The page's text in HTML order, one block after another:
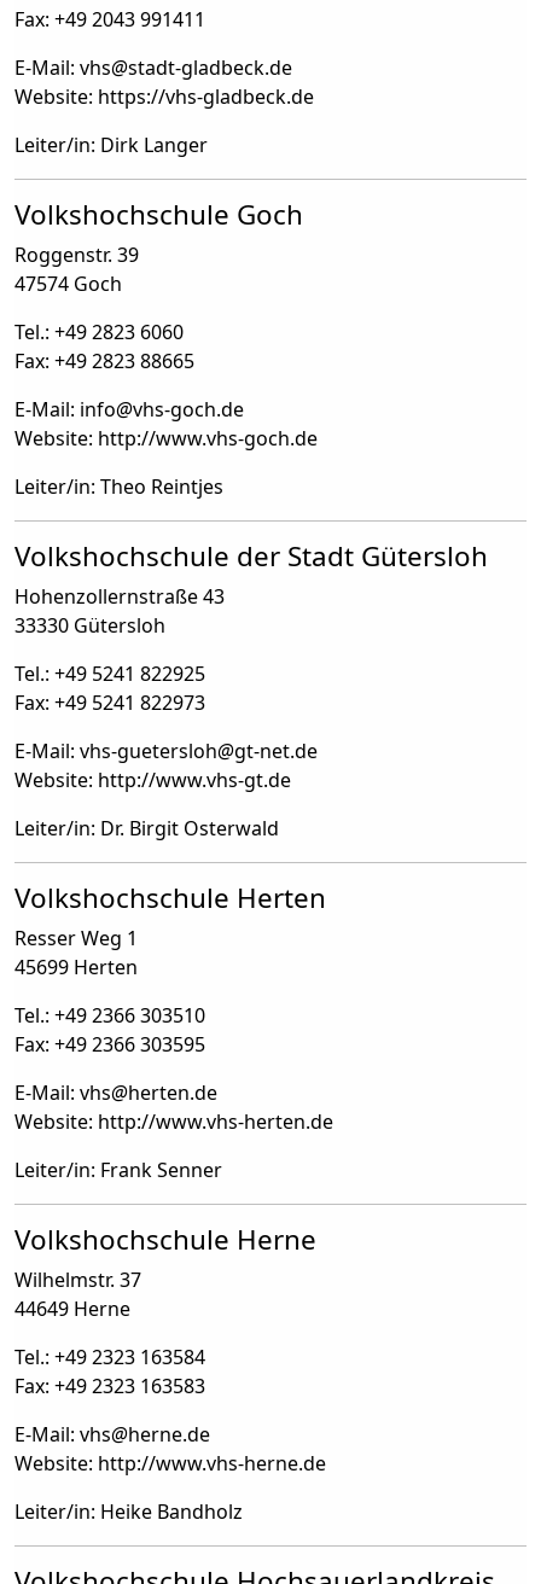
Fax: +49 2043 991411
E-Mail: vhs@stadt-gladbeck.de
Website: https://vhs-gladbeck.de
Leiter/in: Dirk Langer
Volkshochschule Goch
Roggenstr. 39
47574 Goch
Tel.: +49 2823 6060
Fax: +49 2823 88665
E-Mail: info@vhs-goch.de
Website: http://www.vhs-goch.de
Leiter/in: Theo Reintjes
Volkshochschule der Stadt Gütersloh
Hohenzollernstraße 43
33330 Gütersloh
Tel.: +49 5241 822925
Fax: +49 5241 822973
E-Mail: vhs-guetersloh@gt-net.de
Website: http://www.vhs-gt.de
Leiter/in: Dr. Birgit Osterwald
Volkshochschule Herten
Resser Weg 1
45699 Herten
Tel.: +49 2366 303510
Fax: +49 2366 303595
E-Mail: vhs@herten.de
Website: http://www.vhs-herten.de
Leiter/in: Frank Senner
Volkshochschule Herne
Wilhelmstr. 37
44649 Herne
Tel.: +49 2323 163584
Fax: +49 2323 163583
E-Mail: vhs@herne.de
Website: http://www.vhs-herne.de
Leiter/in: Heike Bandholz